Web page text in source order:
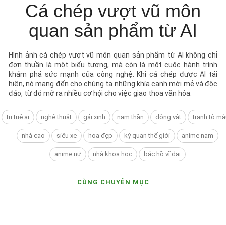
Cá chép vượt vũ môn
quan sản phẩm từ AI
Hình ảnh cá chép vượt vũ môn quan sản phẩm từ AI không chỉ
đơn thuần là một biểu tượng, mà còn là một cuộc hành trình
khám phá sức mạnh của công nghệ. Khi cá chép được AI tái
hiện, nó mang đến cho chúng ta những khía cạnh mới mẻ và độc
đáo, từ đó mở ra nhiều cơ hội cho việc giao thoa văn hóa.
tri tuệ ai nghệ thuật gái xinh nam thần động vật tranh tô
nhà cao siêu xe hoa đẹp kỳ quan thế giới anime nam
anime nữ nhà khoa học bác hồ vĩ đại
CÙNG CHUYÊN MỤC